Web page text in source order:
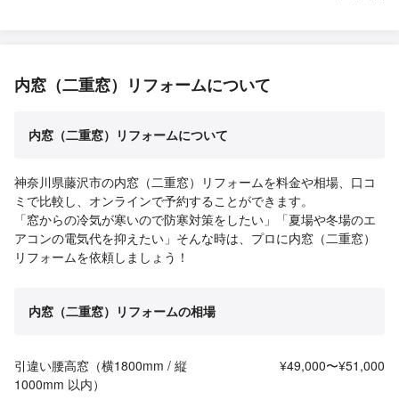
内窓（二重窓）リフォームについて
内窓（二重窓）リフォームについて
神奈川県藤沢市の内窓（二重窓）リフォームを料金や相場、口コ
ミで比較し、オンラインで予約することができます。
「窓からの冷気が寒いので防寒対策をしたい」「夏場や冬場のエ
アコンの電気代を抑えたい」そんな時は、プロに内窓（二重窓）
リフォームを依頼しましょう！
内窓（二重窓）リフォームの相場
引違い腰高窓（横1800mm / 縦
1000mm 以内）
¥49,000〜¥51,000